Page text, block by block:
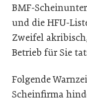
BMF-
und die HFU-
Zweifel
Betrieb für Sie
Folgende
Scheinfirma